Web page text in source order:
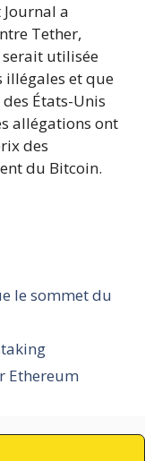
a
Tether,
utilisée
illégales et que
États-Unis
allégations ont
des
du Bitcoin.
le sommet du
Ethereum